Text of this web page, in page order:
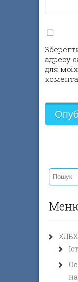
адресу
для